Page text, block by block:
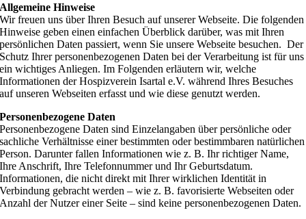
Allgemeine Hinweise
Wir freuen uns über Ihren Besuch auf unserer Webseite. Die folgenden
Hinweise geben einen einfachen Überblick darüber, was mit Ihren
persönlichen Daten passiert, wenn Sie unsere Webseite besuchen. Der
Schutz Ihrer personenbezogenen Daten bei der Verarbeitung ist für uns
ein wichtiges Anliegen. Im Folgenden erläutern wir, welche
Informationen der Hospizverein Isartal e.V. während Ihres Besuches
auf unseren Webseiten erfasst und wie diese genutzt werden.
Personenbezogene Daten
Personenbezogene Daten sind Einzelangaben über persönliche oder
sachliche Verhältnisse einer bestimmten oder bestimmbaren natürlichen
Person. Darunter fallen Informationen wie z. B. Ihr richtiger Name,
Ihre Anschrift, Ihre Telefonnummer und Ihr Geburtsdatum.
Informationen, die nicht direkt mit Ihrer wirklichen Identität in
Verbindung gebracht werden – wie z. B. favorisierte Webseiten oder
Anzahl der Nutzer einer Seite – sind keine personenbezogenen Daten.